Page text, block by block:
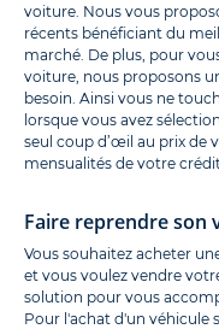
voiture. Nous vous
récents bénéficiant du
marché. De plus, pour
voiture, nous proposons
besoin. Ainsi vous ne
lorsque vous avez
seul coup d’œil au prix de
mensualités de votre
Faire reprendre son
Vous souhaitez acheter
et vous voulez vendre
solution pour vous
Pour l'achat d'un véhicule